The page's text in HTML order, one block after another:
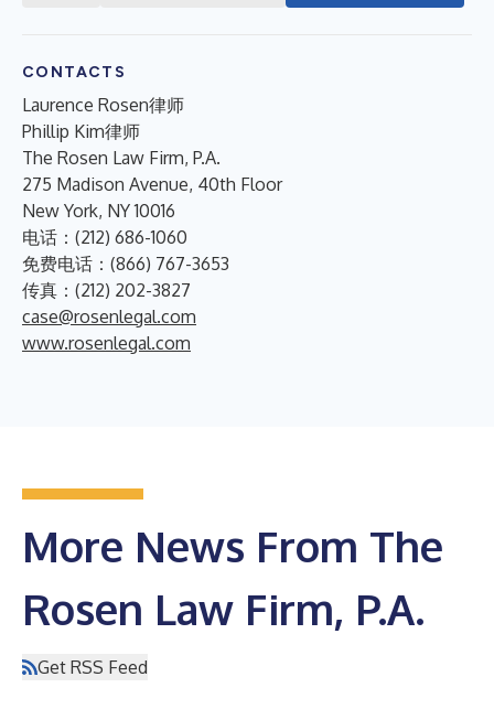
CONTACTS
Laurence Rosen律师
Phillip Kim律师
The Rosen Law Firm, P.A.
275 Madison Avenue, 40th Floor
New York, NY 10016
电话：(212) 686-1060
免费电话：(866) 767-3653
传真：(212) 202-3827
case@rosenlegal.com
www.rosenlegal.com
More News From The
Rosen Law Firm, P.A.
Get RSS Feed